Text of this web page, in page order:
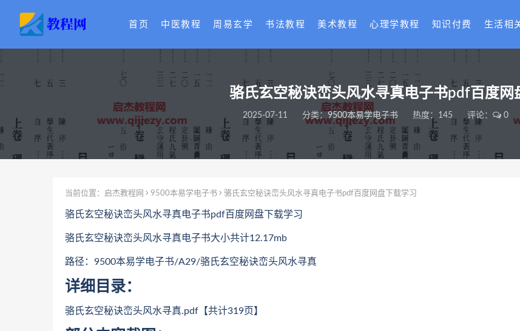
首页 中医教程 周易玄学 书法教程 美术教程 心理学教程 知识付费 生活相
骆氏玄空秘诀峦头风水寻真电子书pdf百度网
2025-07-11 分类： 9500本易学电子书 热度：145 评论： 0
当前位置： 启杰教程网 9500本易学电子书 骆氏玄空秘诀峦头风水寻真电子书pdf百度网盘下载学习
骆氏玄空秘诀峦头风水寻真电子书pdf百度网盘下载学习
骆氏玄空秘诀峦头风水寻真电子书大小共计12.17mb
路径：9500本易学电子书/A29/骆氏玄空秘诀峦头风水寻真
详细目录：
骆氏玄空秘诀峦头风水寻真.pdf【共计319页】